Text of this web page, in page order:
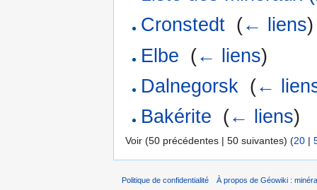
Cronstedt (← liens)
Elbe (← liens)
Dalnegorsk (←
Bakérite (← liens)
Voir (50 précédentes | 50 suivantes) (20 |
Politique de confidentialité À propos de Géowiki :